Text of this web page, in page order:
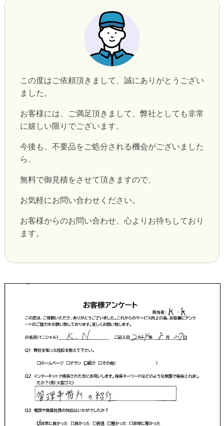
この度はご依頼頂きまして、誠にありがとうござい
ました。
お客様には、ご満足頂きまして、弊社としても非常
に嬉しい限りでございます。
今後も、不要品をご処分される機会がございました
ら、
無料で御見積をさせて頂きますので、
お気軽にお問い合わせください。
お客様からのお問い合わせ、心よりお待ちしており
ます。